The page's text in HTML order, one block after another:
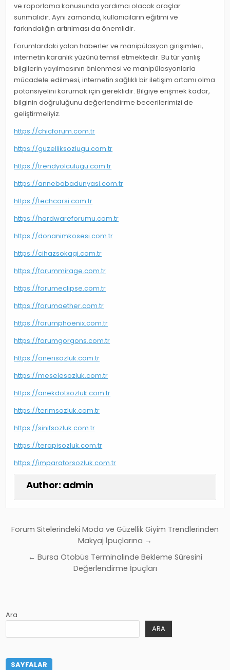
ve raporlama konusunda yardımcı olacak araçlar
sunmalıdır. Aynı zamanda, kullanıcıların eğitimi ve
farkındalığın artırılması da önemlidir.
Forumlardaki yalan haberler ve manipülasyon girişimleri,
internetin karanlık yüzünü temsil etmektedir. Bu tür yanlış
bilgilerin yayılmasının önlenmesi ve manipülasyonlarla
mücadele edilmesi, internetin sağlıklı bir iletişim ortamı olma
potansiyelini korumak için gereklidir. Bilgiye erişmek kadar,
bilginin doğruluğunu değerlendirme becerilerimizi de
geliştirmeliyiz.
https://chicforum.com.tr
https://guzelliksozlugu.com.tr
https://trendyolculugu.com.tr
https://annebabadunyasi.com.tr
https://techcarsi.com.tr
https://hardwareforumu.com.tr
https://donanimkosesi.com.tr
https://cihazsokagi.com.tr
https://forummirage.com.tr
https://forumeclipse.com.tr
https://forumaether.com.tr
https://forumphoenix.com.tr
https://forumgorgons.com.tr
https://onerisozluk.com.tr
https://meselesozluk.com.tr
https://anekdotsozluk.com.tr
https://terimsozluk.com.tr
https://sinifsozluk.com.tr
https://terapisozluk.com.tr
https://imparatorsozluk.com.tr
Author: admin
Yazı
gezinmesi
Forum Sitelerindeki Moda ve Güzellik Giyim Trendlerinden
Makyaj İpuçlarına →
← Bursa Otobüs Terminalinde Bekleme Süresini
Değerlendirme İpuçları
Ara
ARA
SAYFALAR